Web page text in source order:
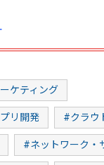
ケティング
リ開発 #クラウ
#ネットワーク・